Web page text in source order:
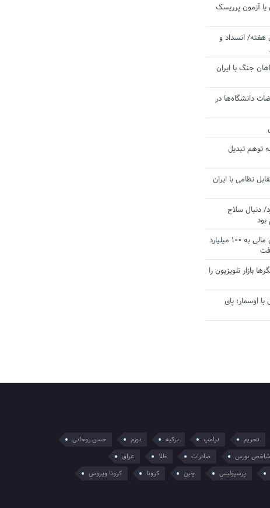
آزمون پرریسک
هفته/ انسداد و
جنگ با ایران
دانشگاه‌ها در
توهم تبدیل
نظامی با ایران
دنبال سلاح
آستانه الزام به دریافت صورت های مالی به ۱۰۰ میلیارد
بازار تلویزیون را
اوسمار؛ پای
تحریم ترامپ ترکیه تورم
حسن روحانی
شاخص بورس صادرات طلا
عراق
پرسپولیس چین کرونا
کرونا ویروس